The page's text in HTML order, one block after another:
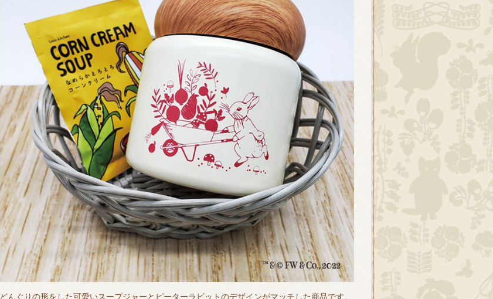
どんぐりの形をした可愛いスープジャーとピーターラビットのデザインがマッチした商品です。